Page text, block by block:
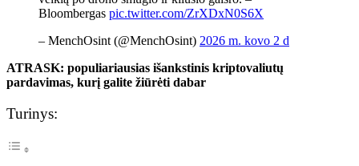
Bloombergas pic.twitter.com/ZrXDxN0S6X
– MenchOsint (@MenchOsint) 2026 m. kovo 2 d
ATRASK: populiariausias išankstinis kriptovaliutų
pardavimas, kurį galite žiūrėti dabar
Turinys: